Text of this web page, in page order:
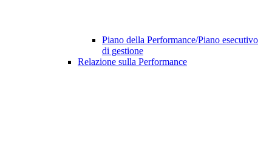
Piano della Performance/Piano esecutivo
di gestione
Relazione sulla Performance